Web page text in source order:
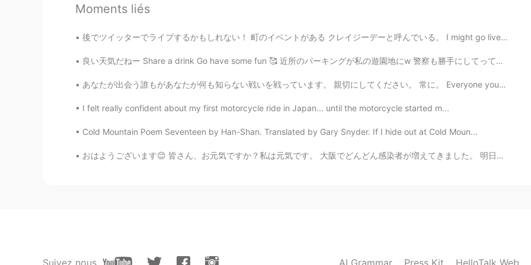
く山崎さんの曲を聴いています。😄 まだまだなんですが、そう言ってくれて嬉しいです！こ
Jake Silvanus 2020.05.31 12:14
@syk both the movie and the song is really sad. But I think it’s one of reasons why I still
can’t forget the first time I watched it. 😭
Jake Silvanus 2020.05.31 12:12
EN
Moments liés
後でツイッターでライブするかもしれない！ 町のイベントがある クレイジーデーと呼んでいる。 I might go live on Twitter later! There is a town e...
良い天気だねー Share a drink Go have some fun 🥰 近所のパーキングが私の遊園地にw 警察も勝手にしてって感じだったし先週🤣 公認という事で！ 今日も1時間ホ...
あなたが出会う誰もがあなたが何も知らない戦いを戦っています。 親切にしてください。 常に。 Everyone you meet is fighting a battle you know no...
I felt really confident about my first motorcycle ride in Japan... until the motorcycle started m...
Cold Mountain Poem Seventeen by Han-Shan. Translated by Gary Snyder. If I hide out at Cold Moun...
おはようございます😊 皆さん、お元気ですか？私は元気です。 大阪でどんどん感染者が増えてきました。 明日から緊急事態宣言が出るようですね。協力しなければいけないと思って、今日から一か月家で仕事を...
Suivez nous AI Grammar Press Kit HelloTalk Web